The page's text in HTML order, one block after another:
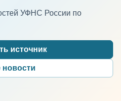
УФНС России по
источник
новости